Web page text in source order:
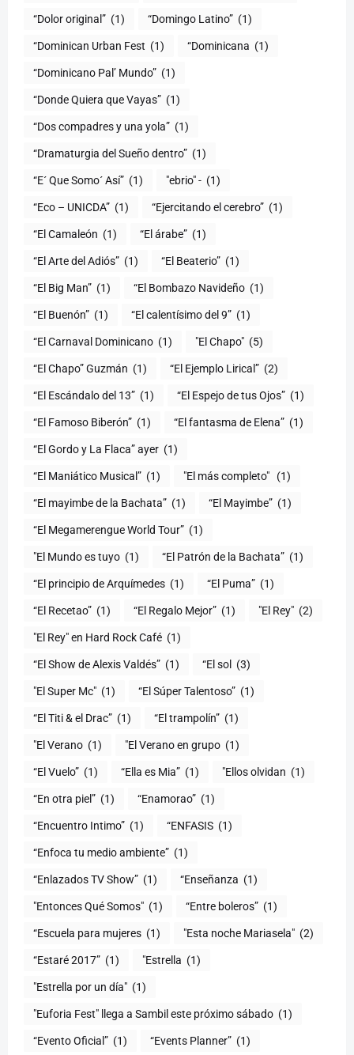
“Dolor original” (1) “Domingo Latino” (1)
“Dominican Urban Fest (1) “Dominicana (1)
“Dominicano Pal’ Mundo” (1)
“Donde Quiera que Vayas” (1)
“Dos compadres y una yola” (1)
“Dramaturgia del Sueño dentro” (1)
“E´ Que Somo´ Así” (1) "ebrio" - (1)
“Eco – UNICDA” (1) “Ejercitando el cerebro” (1)
“El Camaleón (1) “El árabe” (1)
“El Arte del Adiós” (1) “El Beaterio” (1)
“El Big Man” (1) “El Bombazo Navideño (1)
“El Buenón” (1) “El calentísimo del 9” (1)
“El Carnaval Dominicano (1) "El Chapo" (5)
“El Chapo” Guzmán (1) “El Ejemplo Lirical” (2)
“El Escándalo del 13” (1) “El Espejo de tus Ojos” (1)
“El Famoso Biberón” (1) “El fantasma de Elena” (1)
“El Gordo y La Flaca” ayer (1)
“El Maniático Musical” (1) "El más completo" ​ (1)
“El mayimbe de la Bachata” (1) “El Mayimbe” (1)
“El Megamerengue World Tour” (1)
"El Mundo es tuyo (1) “El Patrón de la Bachata” (1)
“El principio de Arquímedes (1) “El Puma” (1)
“El Recetao” (1) “El Regalo Mejor” (1) "El Rey" (2)
"El Rey" en Hard Rock Café (1)
“El Show de Alexis Valdés” (1) “El sol (3)
"El Super Mc" (1) (1)
“El Titi & el Drac” (1) “El trampolín” (1)
"El Verano (1) "El Verano en grupo (1)
(1) “Ella es Mia” (1) "Ellos olvidan (1)
“En otra piel” (1) “Enamorao” (1)
“Encuentro Intimo” (1) “ENFASIS (1)
“Enfoca tu medio ambiente” (1)
“Enlazados TV Show” (1) “Enseñanza (1)
"Entonces Qué Somos" (1) “Entre boleros” (1)
“Escuela para mujeres (1) "Esta noche Mariasela" (2)
“Estaré 2017” (1) "Estrella (1)
"Estrella por un día" (1)
"Euforia Fest" llega a Sambil este próximo sábado (1)
“Evento Oficial” (1) “Events Planner” (1)